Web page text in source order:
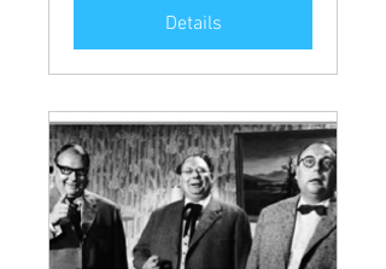
Details